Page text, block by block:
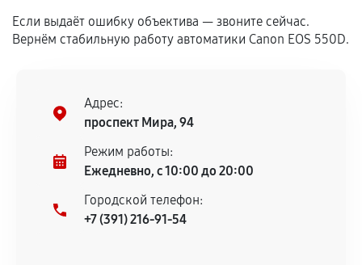
самостоятельно
Гарантия на выполненные работы может
Предоставленные детали подходят по
техническим параметрам и не имеют внешних
дефектов.
Установка была выполнена нашим сервисным
центром.
При этом гарантия на сами комплектующие
Если выдаёт ошибку объектива — звоните сейчас.
Вернём стабильную работу автоматики Canon EOS 550D.
Адрес:
проспект Мира, 94
Режим работы:
Ежедневно, с 10:00 до 20:00
Городской телефон:
+7 (391) 216-91-54